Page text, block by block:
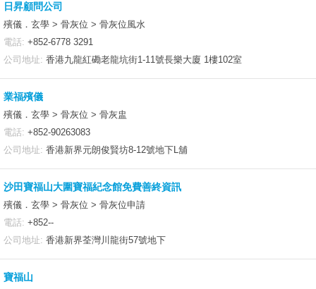
日昇顧問公司
殯儀．玄學 > 骨灰位 > 骨灰位風水
電話: +852-6778 3291
公司地址: 香港九龍紅磡老龍坑街1-11號長樂大廈 1樓102室
業福殯儀
殯儀．玄學 > 骨灰位 > 骨灰盅
電話: +852-90263083
公司地址: 香港新界元朗俊賢坊8-12號地下L舖
沙田寶福山大圍寶福紀念館免費善終資訊
殯儀．玄學 > 骨灰位 > 骨灰位申請
電話: +852--
公司地址: 香港新界荃灣川龍街57號地下
寶福山